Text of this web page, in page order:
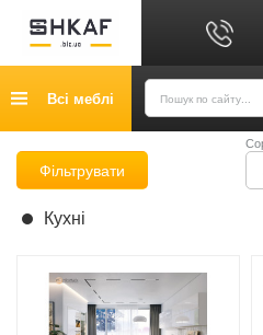
Кредит
Публічний договір
Повернення товару
Доставка
0 6 7
Всі меблі
Кухні
Фільтрувати